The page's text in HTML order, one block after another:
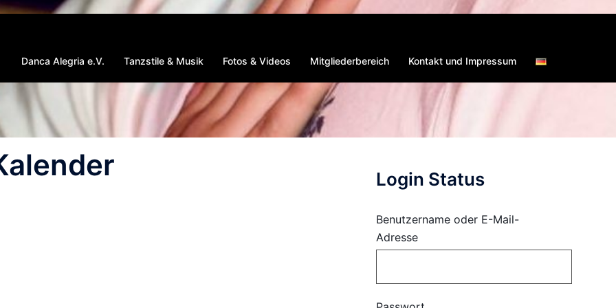
Danca Alegria e.V. Tanzstile & Musik Fotos & Videos Mitgliederbereich Kontakt und Impressum
Login Status
Benutzername oder E-Mail-
Adresse